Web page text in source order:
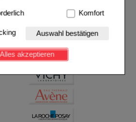
Hierbei handelt es sich um
sind (z.B. Navigation, Warenkorb,
auf diese nicht verzichtet
ansprechender zu gestalten,
Wiedererkennung des
Seite an bevorzugte
Spracheinstellung)
Cookies ermöglichen es uns
zugeschrittene Inhalte
Komfort
Auswahl bestätigen
Alles akzeptieren